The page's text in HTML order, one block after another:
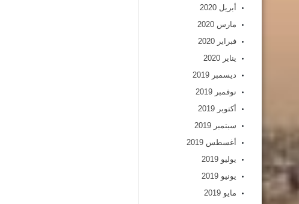
أبريل 2020
مارس 2020
فبراير 2020
يناير 2020
ديسمبر 2019
نوفمبر 2019
أكتوبر 2019
سبتمبر 2019
أغسطس 2019
يوليو 2019
يونيو 2019
مايو 2019